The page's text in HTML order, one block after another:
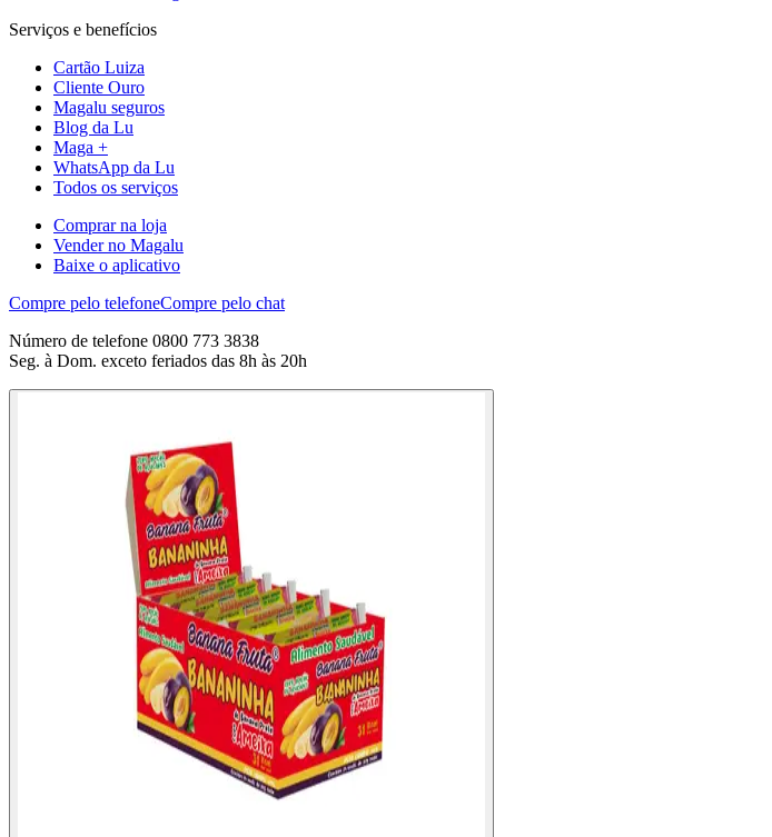
Serviços e benefícios
Cartão Luiza
Cliente Ouro
Magalu seguros
Blog da Lu
Maga +
WhatsApp da Lu
Todos os serviços
Comprar na loja
Vender no Magalu
Baixe o aplicativo
Compre pelo telefoneCompre pelo chat
Número de telefone 0800 773 3838
Seg. à Dom. exceto feriados das 8h às 20h